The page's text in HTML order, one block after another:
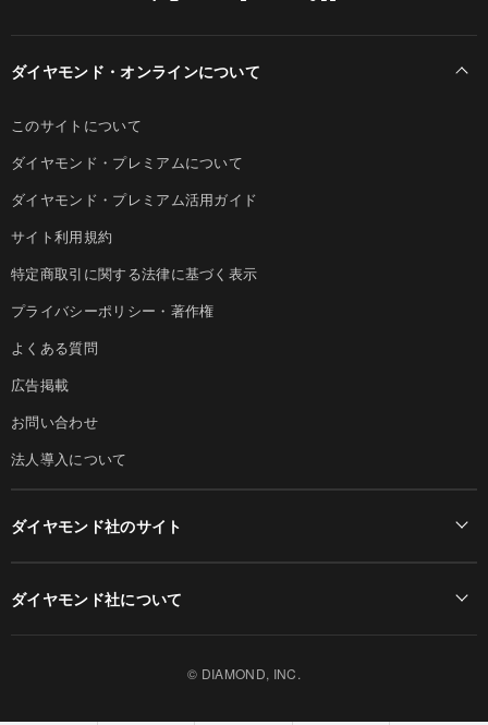
ダイヤモンド・オンラインについて
このサイトについて
ダイヤモンド・プレミアムについて
ダイヤモンド・プレミアム活用ガイド
サイト利用規約
特定商取引に関する法律に基づく表示
プライバシーポリシー・著作権
よくある質問
広告掲載
お問い合わせ
法人導入について
ダイヤモンド社のサイト
ダイヤモンド社について
© DIAMOND, INC.